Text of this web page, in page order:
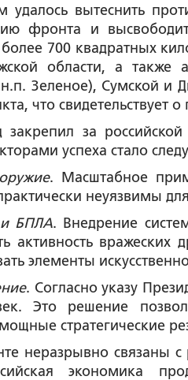
удалось вытеснить
фронта и
более 700 квадратных
области, а также
Зеленое), Сумской и
что
закрепил за
успеха стало
. Масштабное
неуязвимы
БПЛА. Внедрение
активность вражеских
элементы
. Согласно указу
Это решение
стратегические
неразрывно связаны
экономика